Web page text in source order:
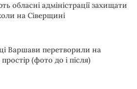
обласні адміністрації захищати
на Сіверщині
Варшави перетворили на
(фото до і після)